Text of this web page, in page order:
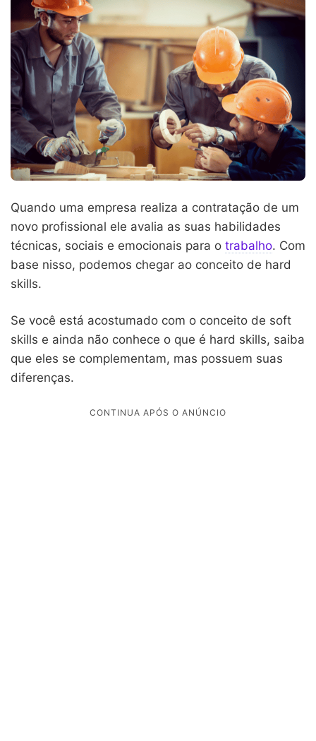
Quando uma empresa realiza a contratação de um
novo profissional ele avalia as suas habilidades
técnicas, sociais e emocionais para o trabalho. Com
base nisso, podemos chegar ao conceito de hard
skills.
Se você está acostumado com o conceito de soft
skills e ainda não conhece o que é hard skills, saiba
que eles se complementam, mas possuem suas
diferenças.